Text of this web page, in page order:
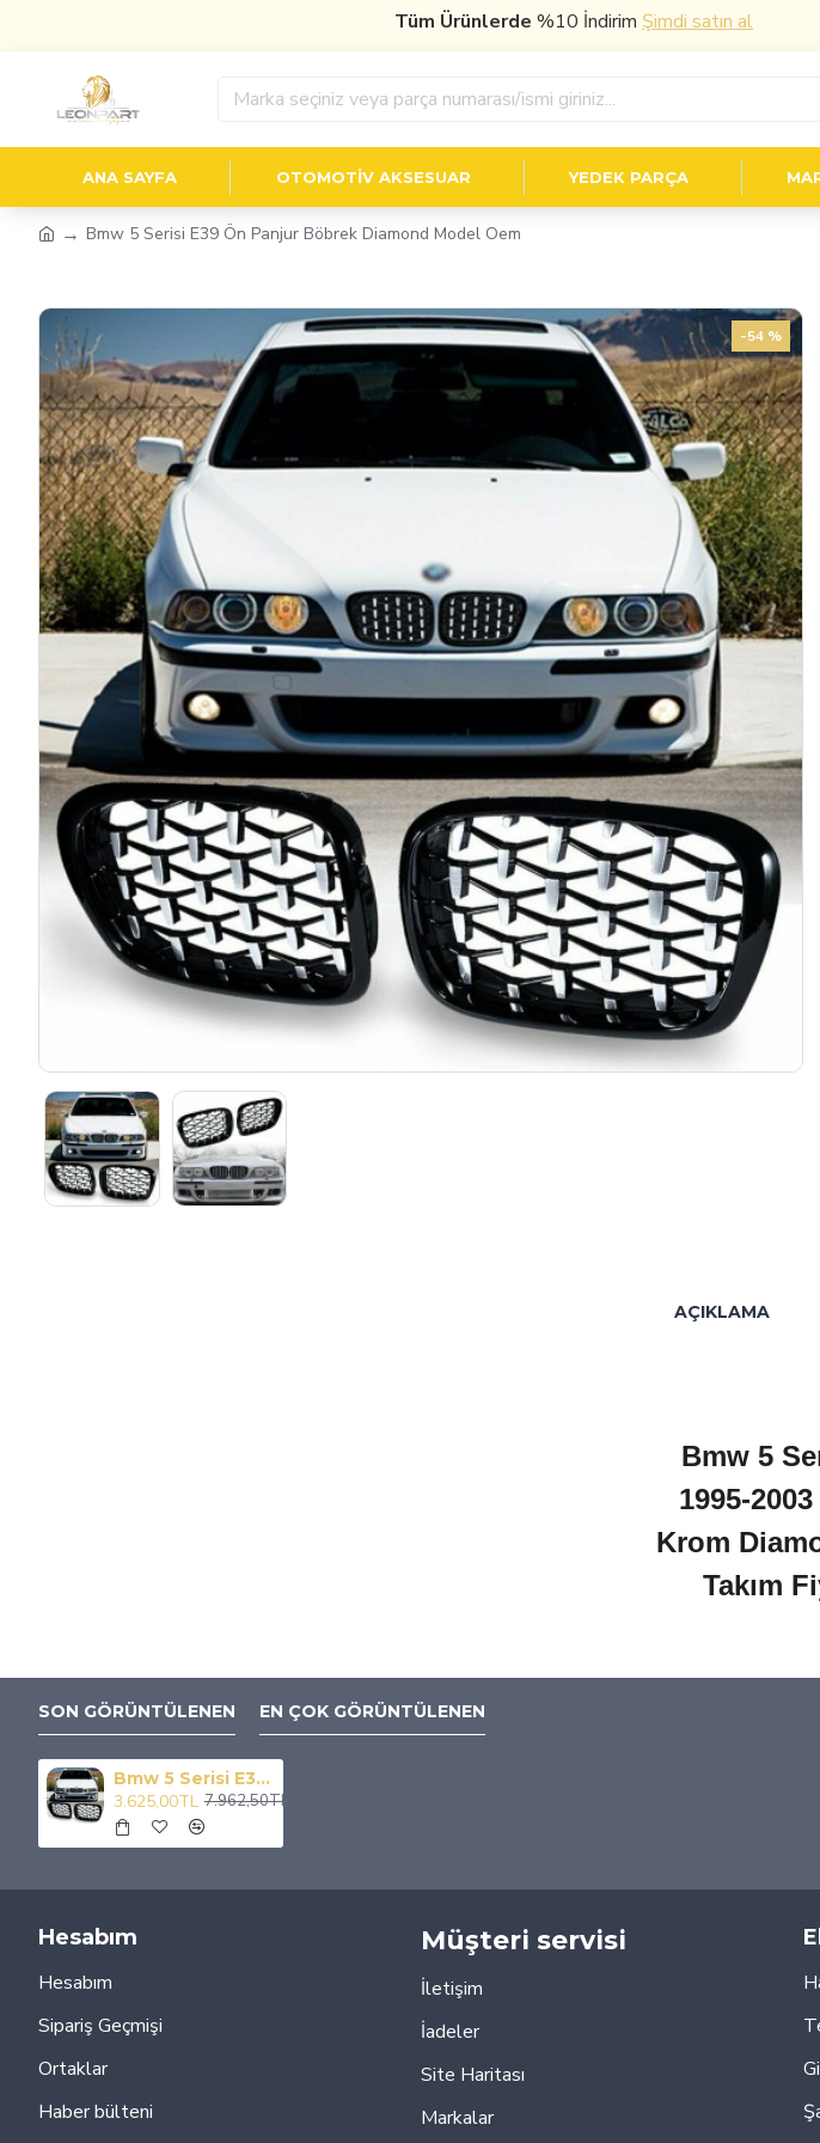
Tüm Ürünlerde%10 İndirimŞimdi satın al
ANA SAYFA OTOMOTIV AKSESUAR YEDEK PARÇA
Bmw 5 Serisi E39 Ön Panjur Böbrek Diamond Model Oem
-54 %
AÇIKLAMA
Bmw 5
1995-2003
Krom
Takım
SON GÖRÜNTÜLENEN EN ÇOK GÖRÜNTÜLENEN
Bmw 5 Serisi E39 Ön Panjur Böbrek Diamond Model Oem
3.625,00TL 7.962,50TL
Hesabım
Hesabım
Sipariş Geçmişi
Ortaklar
Haber bülteni
Müşteri servisi
İletişim
İadeler
Site Haritası
Markalar